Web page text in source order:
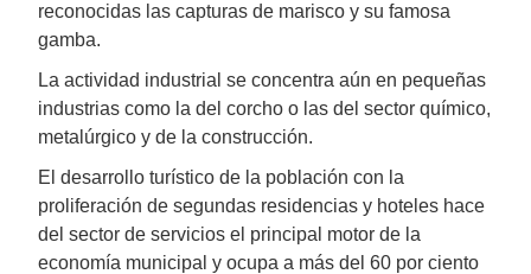
reconocidas las capturas de marisco y su famosa
gamba.
La actividad industrial se concentra aún en pequeñas
industrias como la del corcho o las del sector químico,
metalúrgico y de la construcción.
El desarrollo turístico de la población con la
proliferación de segundas residencias y hoteles hace
del sector de servicios el principal motor de la
economía municipal y ocupa a más del 60 por ciento